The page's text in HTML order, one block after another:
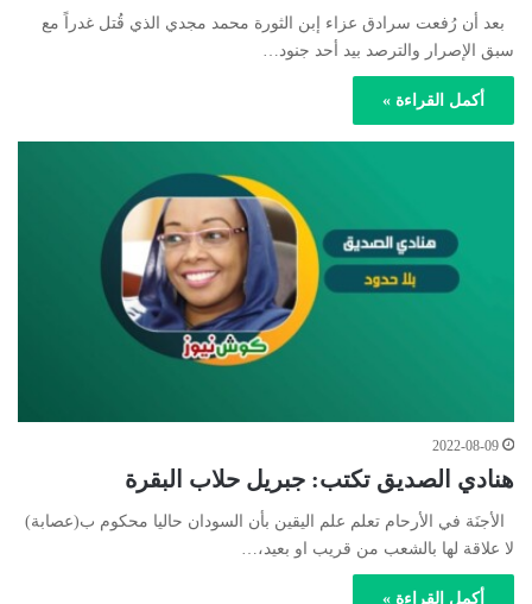
بعد أن رُفعت سرادق عزاء إبن الثورة محمد مجدي الذي قُتل غدراً مع
سبق الإصرار والترصد بيد أحد جنود…
أكمل القراءة »
2022-08-09
هنادي الصديق تكتب: جبريل حلاب البقرة
الأجنَة في الأرحام تعلم علم اليقين بأن السودان حاليا محكوم ب(عصابة)
لا علاقة لها بالشعب من قريب او بعيد،…
أكمل القراءة »